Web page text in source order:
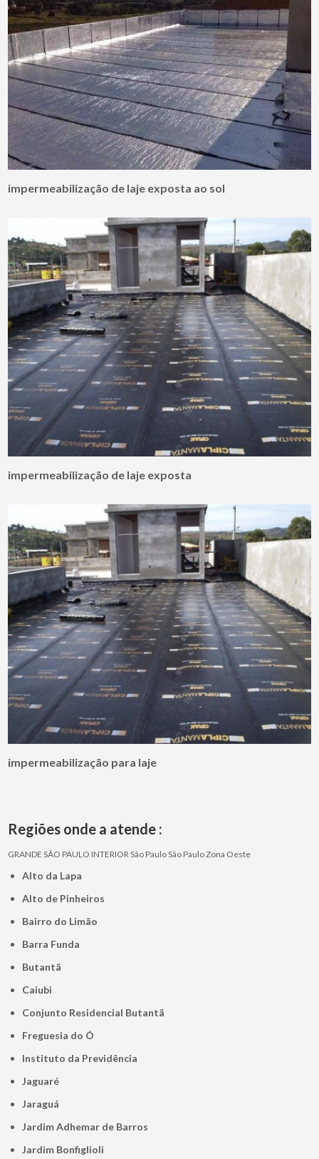
impermeabilização de laje exposta ao sol
impermeabilização de laje exposta
impermeabilização para laje
Regiões onde a atende :
GRANDE SÃO PAULO INTERIOR São PauloSão PauloZona Oeste
Alto da Lapa
Alto de Pinheiros
Bairro do Limão
Barra Funda
Butantã
Caiubi
Conjunto Residencial Butantã
Freguesia do Ó
Instituto da Previdência
Jaguaré
Jaraguá
Jardim Adhemar de Barros
Jardim Bonfiglioli